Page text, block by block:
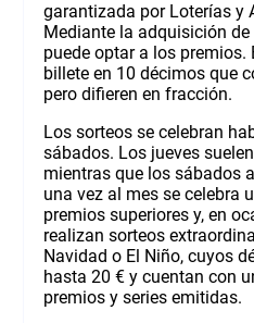
garantizada por Loterías y
Mediante la adquisición
puede optar a los
billete en 10 décimos que
pero difieren en fracción.
Los sorteos se celebran
sábados. Los jueves
mientras que los sábados
una vez al mes se celebra
premios superiores y, en
realizan sorteos
Navidad o El Niño, cuyos
hasta 20 € y cuentan con
premios y series emitidas.